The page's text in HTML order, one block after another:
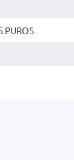
PUROS